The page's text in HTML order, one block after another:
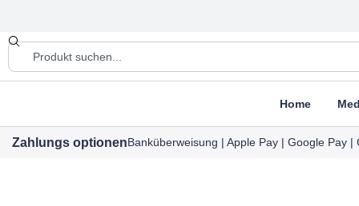
Home
Zahlungs optionenBanküberweisung | Apple Pay | Google Pay